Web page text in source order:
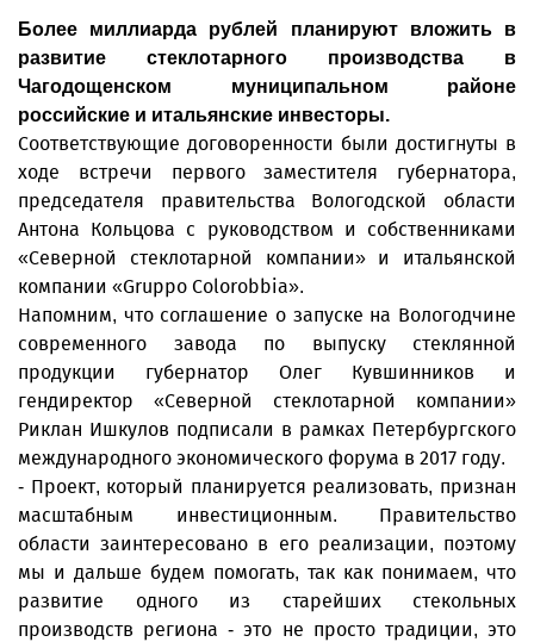
Более миллиарда рублей планируют вложить в
развитие стеклотарного производства в
Чагодощенском муниципальном районе
российские и итальянские инвесторы.
Соответствующие договоренности были достигнуты в
ходе встречи первого заместителя губернатора,
председателя правительства Вологодской области
Антона Кольцова с руководством и собственниками
«Северной стеклотарной компании» и итальянской
компании «Gruppo Colorobbia».
Напомним, что соглашение о запуске на Вологодчине
современного завода по выпуску стеклянной
продукции губернатор Олег Кувшинников и
гендиректор «Северной стеклотарной компании»
Риклан Ишкулов подписали в рамках Петербургского
международного экономического форума в 2017 году.
- Проект, который планируется реализовать, признан
масштабным инвестиционным. Правительство
области заинтересовано в его реализации, поэтому
мы и дальше будем помогать, так как понимаем, что
развитие одного из старейших стекольных
производств региона - это не просто традиции, это